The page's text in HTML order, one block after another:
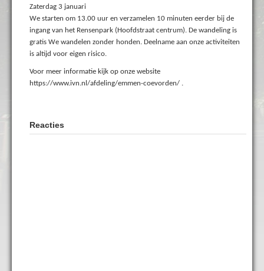
Zaterdag 3 januari
We starten om 13.00 uur en verzamelen 10 minuten eerder bij de
ingang van het Rensenpark (Hoofdstraat centrum). De wandeling is
gratis We wandelen zonder honden. Deelname aan onze activiteiten
is altijd voor eigen risico.
Voor meer informatie kijk op onze website
https://www.ivn.nl/afdeling/emmen-coevorden/ .
Reacties